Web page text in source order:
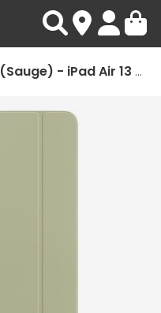
Apple Smart Folio (Sauge) - iPad Air 13 pouces (M2) (2024)